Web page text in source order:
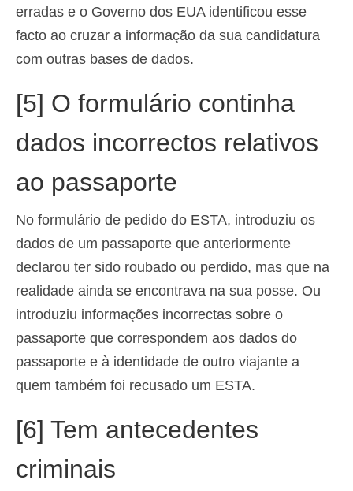
erradas e o Governo dos EUA identificou esse
facto ao cruzar a informação da sua candidatura
com outras bases de dados.
[5] O formulário continha
dados incorrectos relativos
ao passaporte
No formulário de pedido do ESTA, introduziu os
dados de um passaporte que anteriormente
declarou ter sido roubado ou perdido, mas que na
realidade ainda se encontrava na sua posse. Ou
introduziu informações incorrectas sobre o
passaporte que correspondem aos dados do
passaporte e à identidade de outro viajante a
quem também foi recusado um ESTA.
[6] Tem antecedentes
criminais